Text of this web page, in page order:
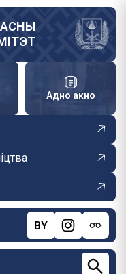
Адно акно
BY